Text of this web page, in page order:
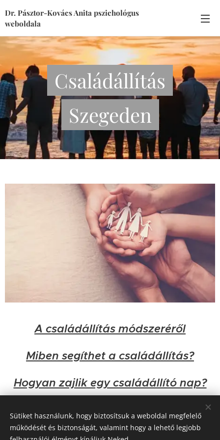
Dr. Pásztor-Kovács Anita pszichológus
weboldala
Családállítás
Szegeden
A családállítás módszeréről
Miben segíthet a családállítás?
Hogyan zajlik egy családállító nap?
Könyv-. cikk- és videóajánló
Sütiket használunk, hogy biztosítsuk a weboldal megfelelő
működését és biztonságát, valamint hogy a lehető legjobb